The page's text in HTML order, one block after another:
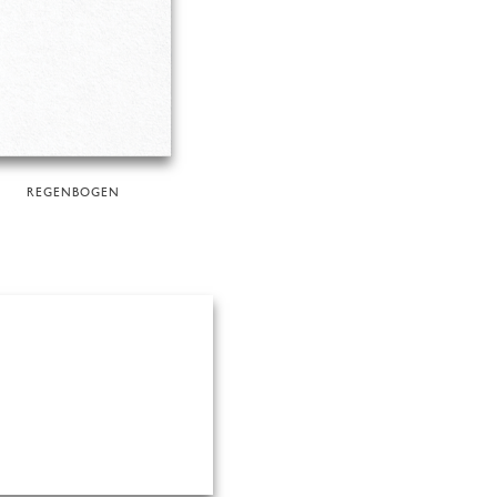
REGENBOGEN